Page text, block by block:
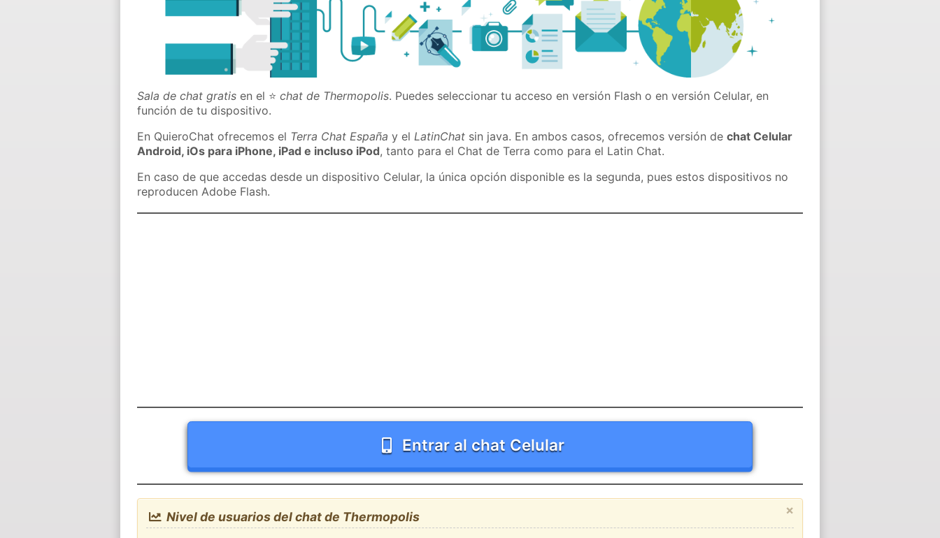
Sala de chat gratis en el ⭐chat de Thermopolis. Puedes seleccionar tu acceso en versión Flash o en versión Celular, en
función de tu dispositivo.
En QuieroChat ofrecemos el Terra Chat España y elLatinChat sin java. En ambos casos, ofrecemos versión dechat Celular
Android, iOs para iPhone, iPad e incluso iPod, tanto para el Chat de Terra como para el Latin Chat.
En caso de que accedas desde un dispositivo Celular, la única opción disponible es la segunda, pues estos dispositivos no
reproducen Adobe Flash.
Entrar al chat Celular
×
Nivel de usuarios del chat de Thermopolis